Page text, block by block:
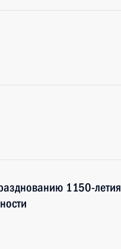
1150-летия